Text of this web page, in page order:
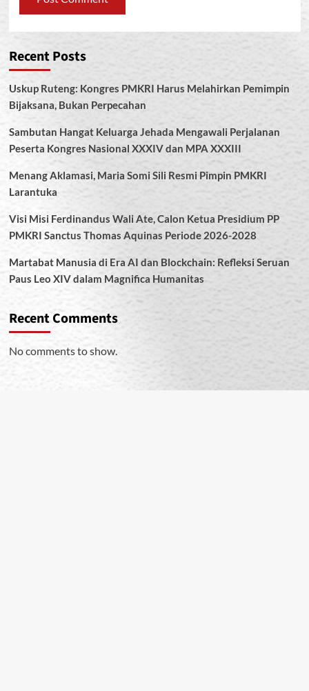
Recent Posts
Uskup Ruteng: Kongres PMKRI Harus Melahirkan Pemimpin
Bijaksana, Bukan Perpecahan
Sambutan Hangat Keluarga Jehada Mengawali Perjalanan
Peserta Kongres Nasional XXXIV dan MPA XXXIII
Menang Aklamasi, Maria Somi Sili Resmi Pimpin PMKRI
Larantuka
Visi Misi Ferdinandus Wali Ate, Calon Ketua Presidium PP
PMKRI Sanctus Thomas Aquinas Periode 2026-2028
Martabat Manusia di Era AI dan Blockchain: Refleksi Seruan
Paus Leo XIV dalam Magnifica Humanitas
Recent Comments
No comments to show.